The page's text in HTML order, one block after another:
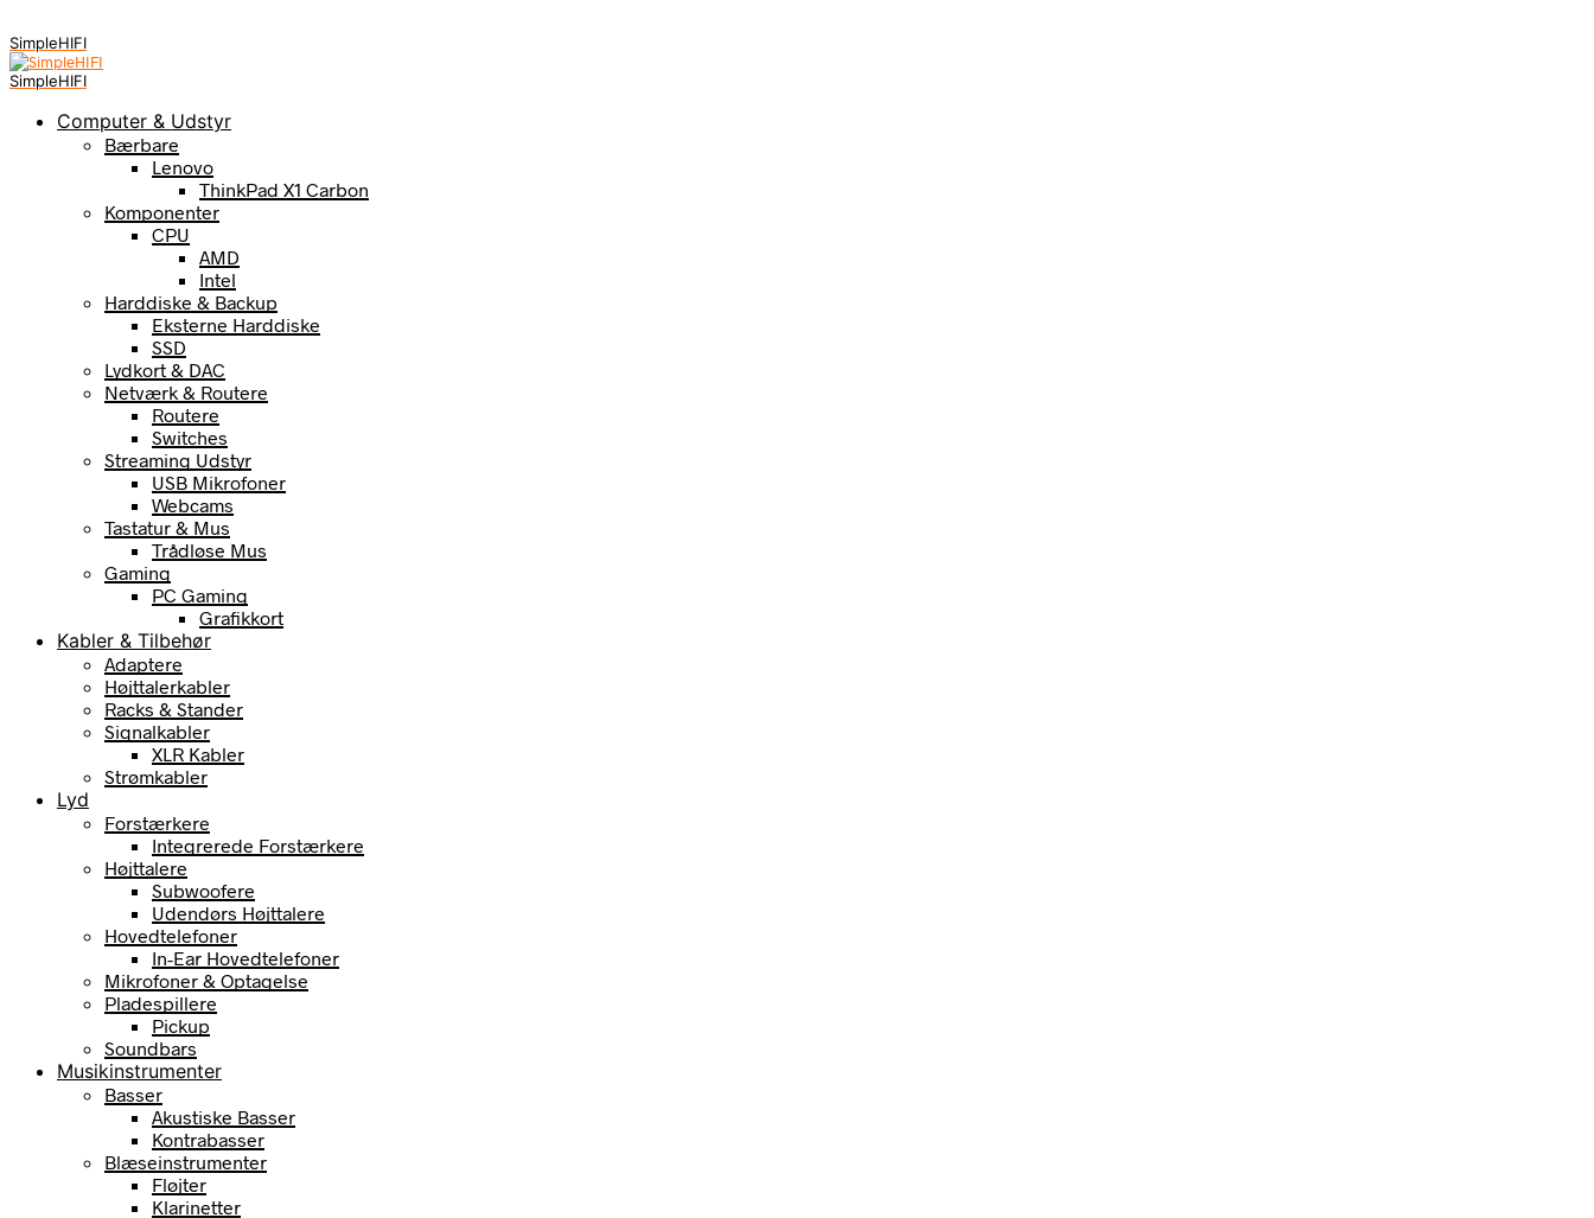
SimpleHIFI
SimpleHIFI
Computer & Udstyr
Bærbare
Lenovo
ThinkPad X1 Carbon
Komponenter
CPU
AMD
Intel
Harddiske & Backup
Eksterne Harddiske
SSD
Lydkort & DAC
Netværk & Routere
Routere
Switches
Streaming Udstyr
USB Mikrofoner
Webcams
Tastatur & Mus
Trådløse Mus
Gaming
PC Gaming
Grafikkort
Kabler & Tilbehør
Adaptere
Højttalerkabler
Racks & Stander
Signalkabler
XLR Kabler
Strømkabler
Lyd
Forstærkere
Integrerede Forstærkere
Højttalere
Subwoofere
Udendørs Højttalere
Hovedtelefoner
In-Ear Hovedtelefoner
Mikrofoner & Optagelse
Pladespillere
Pickup
Soundbars
Musikinstrumenter
Basser
Akustiske Basser
Kontrabasser
Blæseinstrumenter
Fløjter
Klarinetter